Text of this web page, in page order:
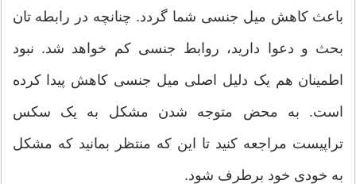
باعث کاهش میل جنسی شما گردد. چنانچه در رابطه تان
بحث و دعوا دارید، روابط جنسی کم خواهد شد. نبود
اطمینان هم یک دلیل اصلی میل جنسی کاهش پیدا کرده
است. به محض متوجه شدن مشکل به یک سکس
تراپیست مراجعه کنید تا این که منتظر بمانید که مشکل
به خودی خود برطرف شود.